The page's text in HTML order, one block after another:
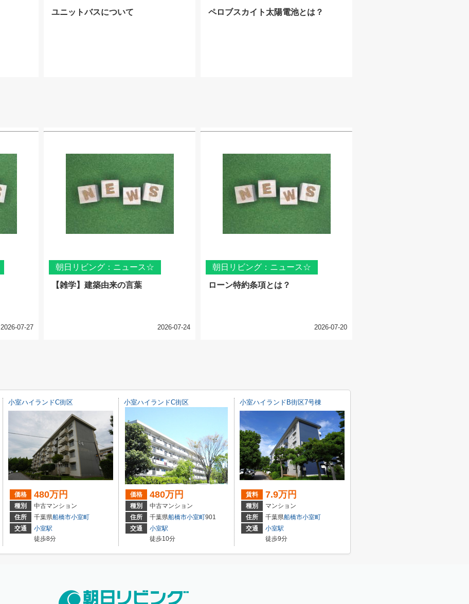
ユニットバスについて ペロブスカイト太陽電池とは？
2026-07-27
朝日リビング：ニュース☆
【雑学】建築由来の言葉
2026-07-24
朝日リビング：ニュース☆
ローン特約条項とは？
2026-07-20
小室ハイランドC街区
価格 480万円
種別
中古マンション
住所
千葉県船橋市小室町
交通
小室駅
徒歩8分
小室ハイランドC街区
価格 480万円
種別
中古マンション
住所
千葉県船橋市小室町901
交通
小室駅
徒歩10分
小室ハイランドB街区7号棟
賃料 7.9万円
種別
マンション
住所
千葉県船橋市小室町
交通
小室駅
徒歩9分